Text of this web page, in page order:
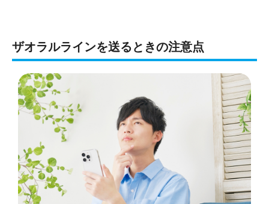
ザオラルラインを送るときの注意点